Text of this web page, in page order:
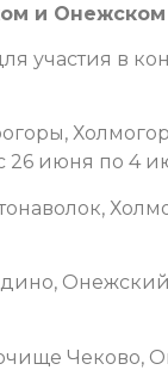
и Онежском
участия в
26 июня по 4
Чеково,